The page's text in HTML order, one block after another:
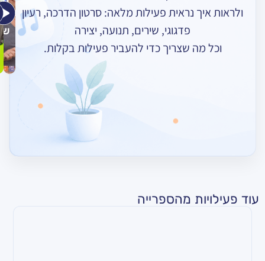
נראית פעילות מלאה: סרטון הדרכה, רעיון
פדגוגי, שירים, תנועה, יצירה
שצריך כדי להעביר פעילות בקלות.
אומרות
רוקד
חדשמודרכת
–
חורף
מהספרייה